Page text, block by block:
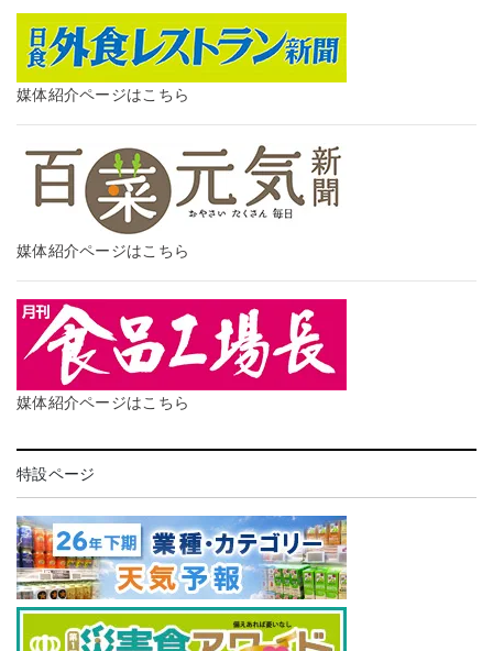
媒体紹介ページはこちら
媒体紹介ページはこちら
媒体紹介ページはこちら
特設ページ